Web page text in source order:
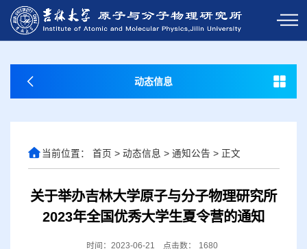
动态信息
当前位置： 首页 > 动态信息 > 通知公告 > 正文
关于举办吉林大学原子与分子物理研究所
2023年全国优秀大学生夏令营的通知
时间：2023-06-21 点击数： 1680